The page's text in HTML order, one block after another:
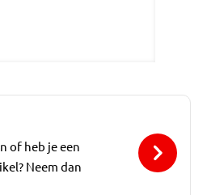
of heb je een
Neem dan